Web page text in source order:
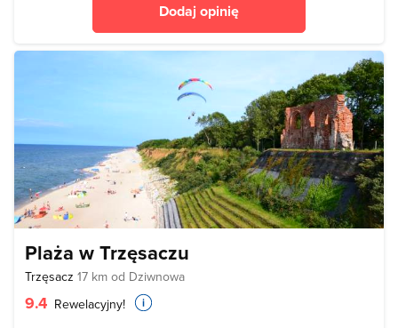
Dodaj opinię
Plaża w Trzęsaczu
Trzęsacz 17 km od Dziwnowa
9.4 Rewelacyjny!